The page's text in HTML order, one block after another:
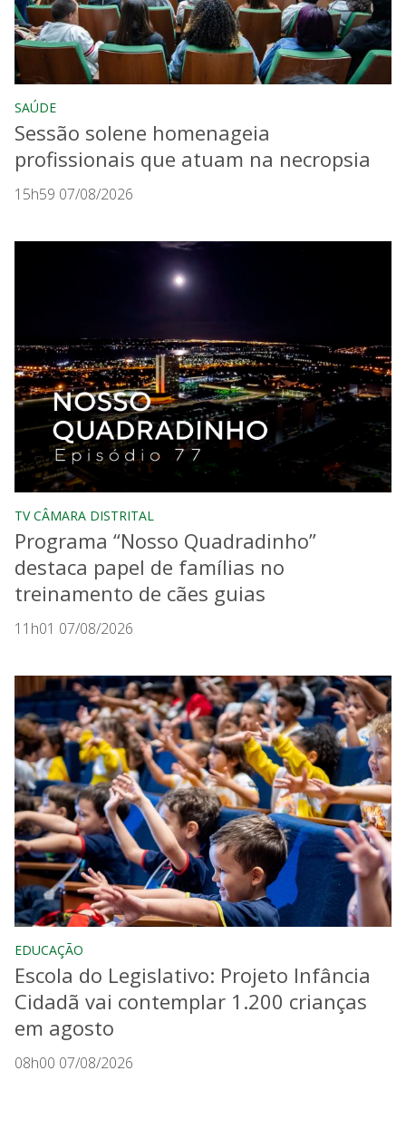
SAÚDE
Sessão solene homenageia
profissionais que atuam na necropsia
15h59 07/08/2026
TV CÂMARA DISTRITAL
Programa “Nosso Quadradinho”
destaca papel de famílias no
treinamento de cães guias
11h01 07/08/2026
EDUCAÇÃO
Escola do Legislativo: Projeto Infância
Cidadã vai contemplar 1.200 crianças
em agosto
08h00 07/08/2026